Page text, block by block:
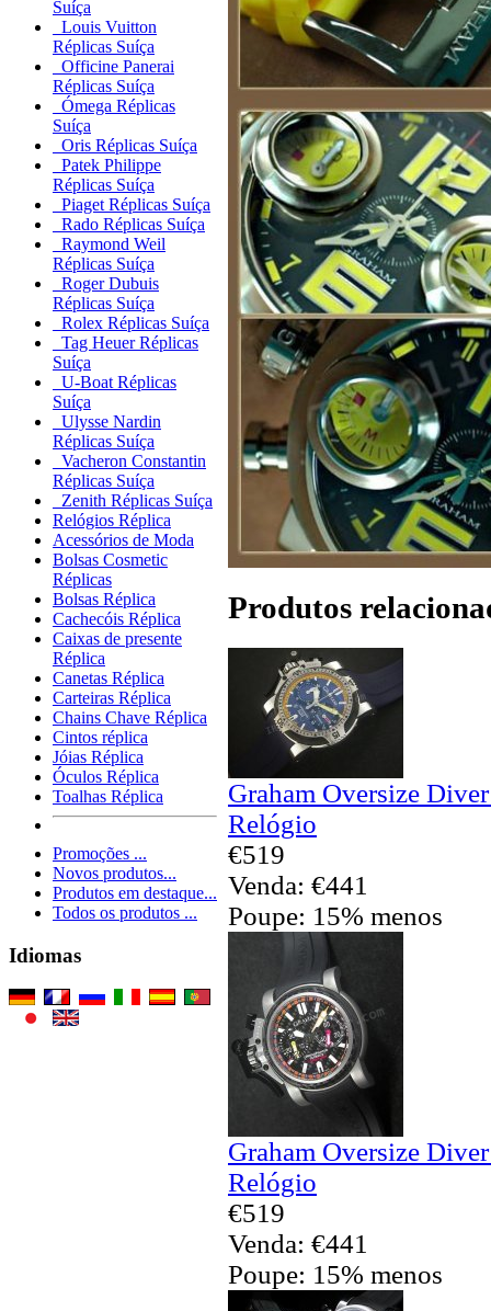
Suíça
Louis Vuitton
Réplicas Suíça
Officine Panerai
Réplicas Suíça
Ómega Réplicas
Suíça
Oris Réplicas Suíça
Patek Philippe
Réplicas Suíça
Piaget Réplicas Suíça
Rado Réplicas Suíça
Raymond Weil
Réplicas Suíça
Roger Dubuis
Réplicas Suíça
Rolex Réplicas Suíça
Tag Heuer Réplicas
Suíça
U-Boat Réplicas
Suíça
Ulysse Nardin
Réplicas Suíça
Vacheron Constantin
Réplicas Suíça
Zenith Réplicas Suíça
Relógios Réplica
Acessórios de Moda
Bolsas Cosmetic
Réplicas
Bolsas Réplica
Cachecóis Réplica
Caixas de presente
Réplica
Canetas Réplica
Carteiras Réplica
Chains Chave Réplica
Cintos réplica
Jóias Réplica
Óculos Réplica
Toalhas Réplica
Promoções ...
Novos produtos...
Produtos em destaque...
Todos os produtos ...
Idiomas
Produtos
Graham Oversize
Relógio
€519
Venda: €441
Poupe: 15% menos
Graham Oversize
Relógio
€519
Venda: €441
Poupe: 15% menos